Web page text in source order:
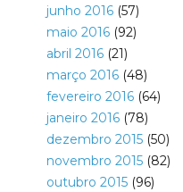
junho 2016(57)
maio 2016(92)
abril 2016(21)
março 2016(48)
fevereiro 2016(64)
janeiro 2016(78)
dezembro 2015(50)
novembro 2015(82)
outubro 2015(96)